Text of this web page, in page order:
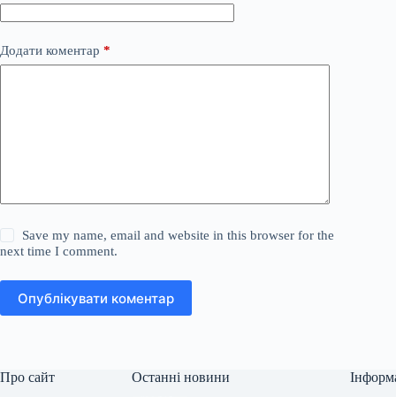
Додати коментар *
Save my name, email and website in this browser for the
next time I comment.
Опублікувати коментар
Про сайт Останні новини